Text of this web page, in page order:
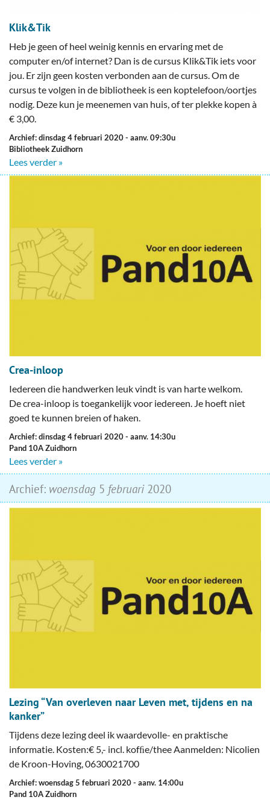
Klik&Tik
Heb je geen of heel weinig kennis en ervaring met de
computer en/of internet? Dan is de cursus Klik&Tik iets voor
jou. Er zijn geen kosten verbonden aan de cursus. Om de
cursus te volgen in de bibliotheek is een koptelefoon/oortjes
nodig. Deze kun je meenemen van huis, of ter plekke kopen à
€ 3,00.
Archief: dinsdag 4 februari 2020- aanv. 09:30u
Bibliotheek Zuidhorn
Lees verder »
Crea-inloop
Iedereen die handwerken leuk vindt is van harte welkom.
De crea-inloop is toegankelijk voor iedereen. Je hoeft niet
goed te kunnen breien of haken.
Archief: dinsdag 4 februari 2020- aanv. 14:30u
Pand 10A Zuidhorn
Lees verder »
Archief: woensdag 5 februari2020
Lezing “Van overleven naar Leven met, tijdens en na
kanker”
Tijdens deze lezing deel ik waardevolle- en praktische
informatie. Kosten:€ 5,- incl. kofﬁe/thee Aanmelden: Nicolien
de Kroon-Hoving, 0630021700
Archief: woensdag 5 februari 2020- aanv. 14:00u
Pand 10A Zuidhorn